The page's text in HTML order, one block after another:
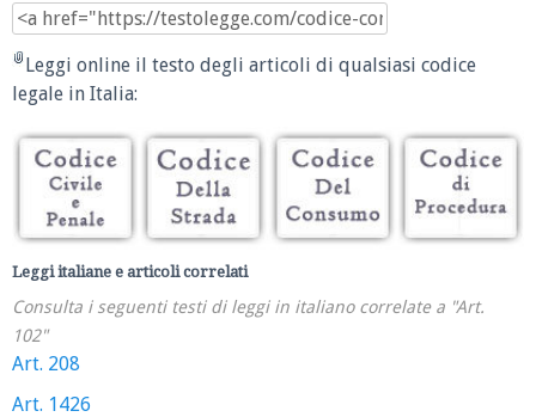
Leggi online il testo degli articoli di qualsiasi codice
legale in Italia:
Leggi italiane e articoli correlati
Consulta i seguenti testi di leggi in italiano correlate a "Art.
102"
Art. 208
Art. 1426